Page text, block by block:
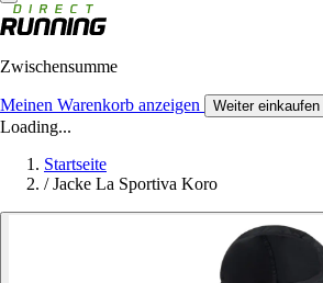
Zwischensumme
Meinen Warenkorb anzeigen Weiter einkaufen
Loading...
Startseite
/ Jacke La Sportiva Koro